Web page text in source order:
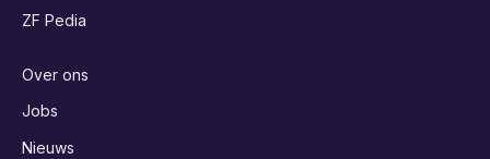
ZF Pedia
Over ons
Jobs
Nieuws